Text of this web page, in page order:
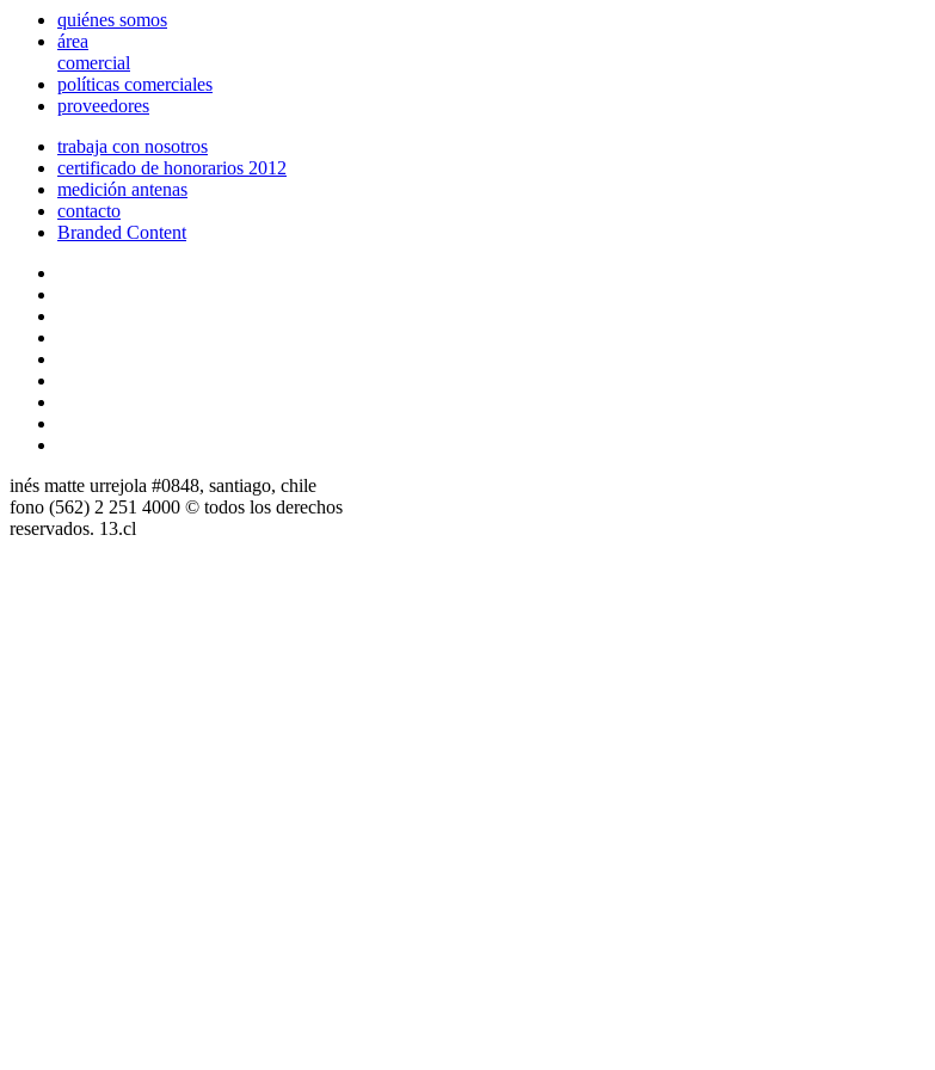
quiénes somos
área
comercial
políticas comerciales
proveedores
trabaja con nosotros
certificado de honorarios 2012
medición antenas
contacto
Branded Content
inés matte urrejola #0848, santiago, chile
fono (562) 2 251 4000 © todos los derechos
reservados. 13.cl